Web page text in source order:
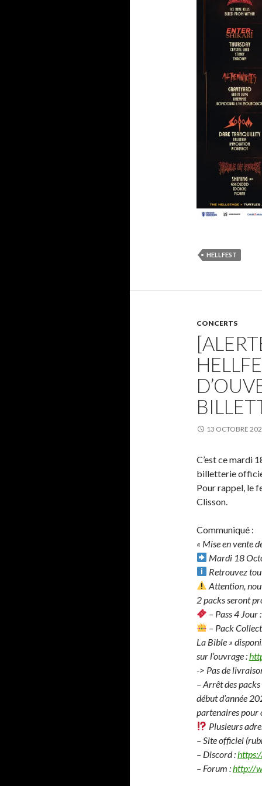
HELLFEST
CONCERTS
13 OCTOBRE
C’est ce mardi
billetterie
Pour rappel, le
Clisson.
Communiqué :
« Mise en vente
Mardi 18
Retrouvez
Attention,
2 packs seront
– Pass 4
– Pack
La Bible »
sur l’ouvrage :
-> Pas de
– Arrêt des
début d’année
partenaires pour
Plusieurs
– Site officiel
– Discord :
– Forum : http://